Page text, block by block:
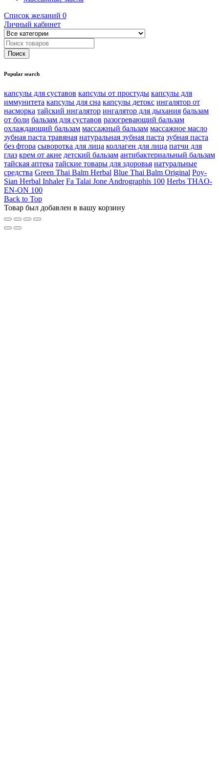
Список желаний 0
Личный кабинет
Popular search
капсулы для суставов капсулы от простуды капсулы для
иммунитета капсулы для сна капсулы детокс ингалятор от
насморка тайский ингалятор ингалятор для дыхания бальзам
от боли бальзам для суставов разогревающий бальзам
охлаждающий бальзам массажный бальзам массажное масло
зубная паста травяная натуральная зубная паста зубная паста
без фтора сыворотка для лица коллаген для лица патчи для
глаз крем от акне детский бальзам антибактериальный бальзам
тайская аптека тайские товары для здоровья натуральные
средства Green Thai Balm Herbal Blue Thai Balm Original Poy-
Sian Herbal Inhaler Fa Talai Jone Andrographis 100 Herbs THAO-
EN-ON 100
Back to Top
Товар был добавлен в вашу корзину